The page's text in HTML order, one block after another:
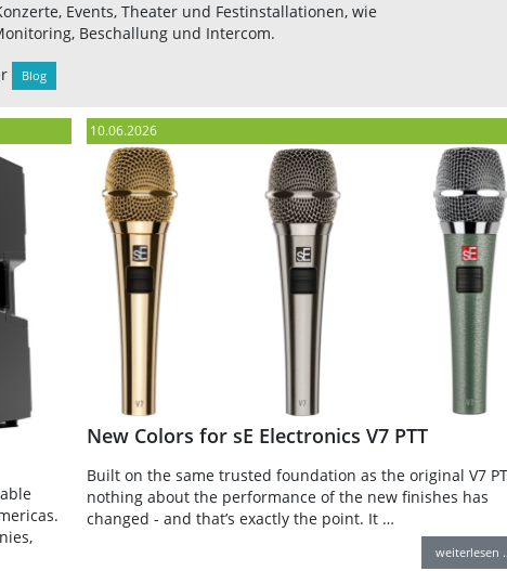
Events, Theater und Festinstallationen, wie
Beschallung und Intercom.
Blog
10.06.2026
New Colors for sE Electronics V7 PTT
Built on the same trusted foundation as the original V7
nothing about the performance of the new finishes has
changed - and that’s exactly the point. It …
weiterlesen